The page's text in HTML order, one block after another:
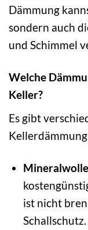
Dämmung
sondern auch
und Schimmel
Welche
Keller?
Es gibt
ist nicht
Schallschutz.